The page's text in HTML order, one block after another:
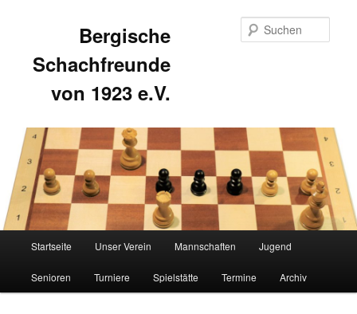
Bergische
Schachfreunde
von 1923 e.V.
Zum
primären
Zum
sekundären
Startseite Unser Verein Mannschaften Jugend
Senioren Turniere Spielstätte Termine Archiv